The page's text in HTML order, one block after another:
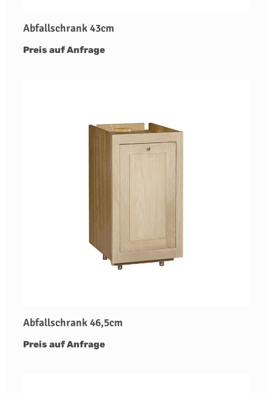
Abfallschrank 43cm
Preis auf Anfrage
Abfallschrank 46,5cm
Preis auf Anfrage